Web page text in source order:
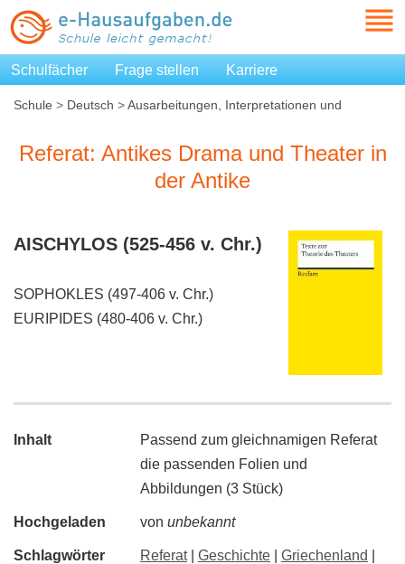
Schulfächer Frage stellen Karriere
Schule > Deutsch >Ausarbeitungen, Interpretationen und
Referat: Antikes Drama und Theater in
der Antike
AISCHYLOS (525-456 v. Chr.)
SOPHOKLES (497-406 v. Chr.)
EURIPIDES (480-406 v. Chr.)
Inhalt
Passend zum gleichnamigen Referat
die passenden Folien und
Abbildungen (3 Stück)
Hochgeladen von unbekannt
Schlagwörter Referat| Geschichte Griechenland